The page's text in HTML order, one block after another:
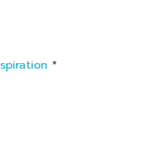
*